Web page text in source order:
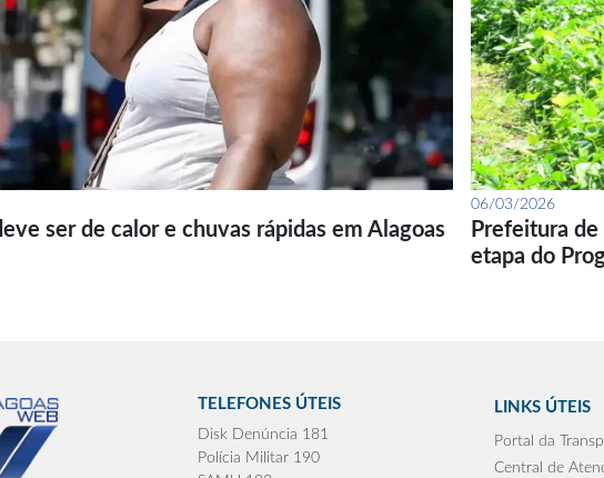
ser de calor e chuvas rápidas em Alagoas
06/03/2026
Prefeitura
etapa do
TELEFONES ÚTEIS
Disk Denúncia 181
Polícia Militar 190
LINKS ÚTEIS
Portal da
Central de